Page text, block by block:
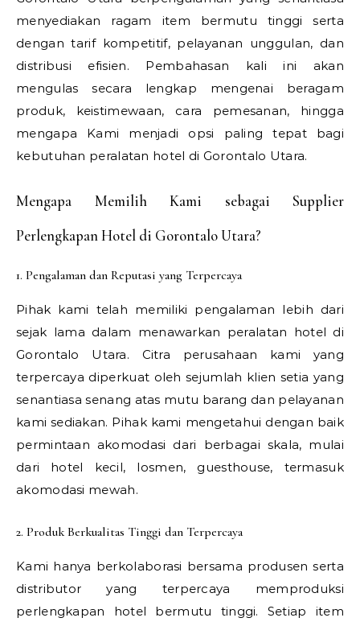
menyediakan ragam item bermutu tinggi serta
dengan tarif kompetitif, pelayanan unggulan, dan
distribusi efisien. Pembahasan kali ini akan
mengulas secara lengkap mengenai beragam
produk, keistimewaan, cara pemesanan, hingga
mengapa Kami menjadi opsi paling tepat bagi
kebutuhan peralatan hotel di Gorontalo Utara.
Mengapa Memilih Kami sebagai Supplier
Perlengkapan Hotel di Gorontalo Utara?
1. Pengalaman dan Reputasi yang Terpercaya
Pihak kami telah memiliki pengalaman lebih dari
sejak lama dalam menawarkan peralatan hotel di
Gorontalo Utara. Citra perusahaan kami yang
terpercaya diperkuat oleh sejumlah klien setia yang
senantiasa senang atas mutu barang dan pelayanan
kami sediakan. Pihak kami mengetahui dengan baik
permintaan akomodasi dari berbagai skala, mulai
dari hotel kecil, losmen, guesthouse, termasuk
akomodasi mewah.
2. Produk Berkualitas Tinggi dan Terpercaya
Kami hanya berkolaborasi bersama produsen serta
distributor yang terpercaya memproduksi
perlengkapan hotel bermutu tinggi. Setiap item